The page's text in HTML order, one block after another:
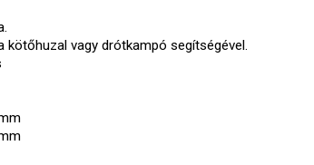
vagy drótkampó segítségével.